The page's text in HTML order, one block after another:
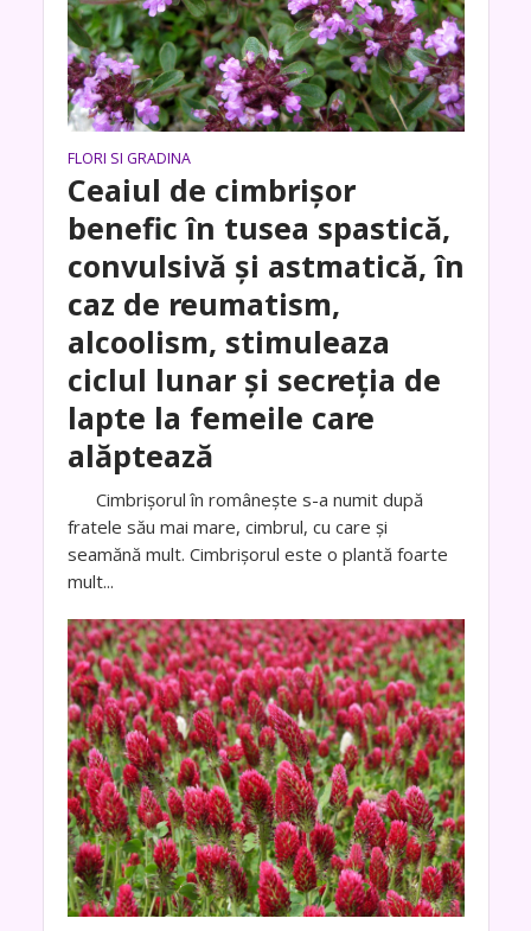
FLORI SI GRADINA
Ceaiul de cimbrișor
benefic în tusea spastică,
convulsivă şi astmatică, în
caz de reumatism,
alcoolism, stimuleaza
ciclul lunar şi secreţia de
lapte la femeile care
alăptează
Cimbrişorul în româneşte s-a numit după
fratele său mai mare, cimbrul, cu care şi
seamănă mult. Cimbrişorul este o plantă foarte
mult...